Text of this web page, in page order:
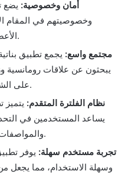
أمان وخصوصية: يضع
وخصوصيتهم في المقام
الأعضاء لضمان تجربة آمنة وموثوقة.
مجتمع واسع: يجمع تطبيق
يبحثون عن علاقات رومانسية
على الشريك المناسب بسهولة وسرعة.
نظام الفلترة المتقدم: يتميز
يساعد المستخدمين في
والمواصفات المرغوبة في الشريك المثالي.
تجربة مستخدم سهلة: يوفر
وسهلة الاستخدام، مما يجعل